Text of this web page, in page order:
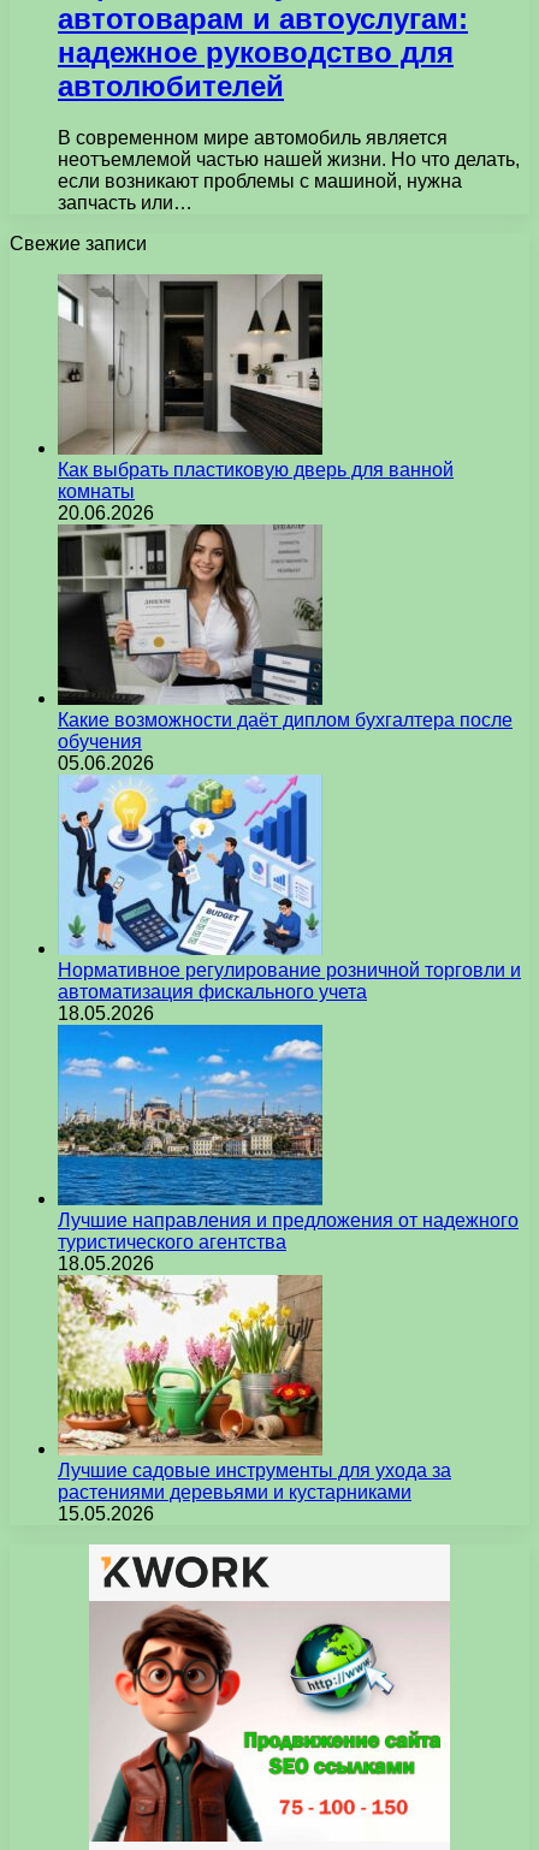
автотоварам и автоуслугам:
надежное руководство для
автолюбителей
В современном мире автомобиль является
неотъемлемой частью нашей жизни. Но что делать,
если возникают проблемы с машиной, нужна
запчасть или…
Свежие записи
Как выбрать пластиковую дверь для ванной
комнаты
20.06.2026
Какие возможности даёт диплом бухгалтера после
обучения
05.06.2026
Нормативное регулирование розничной торговли и
автоматизация фискального учета
18.05.2026
Лучшие направления и предложения от надежного
туристического агентства
18.05.2026
Лучшие садовые инструменты для ухода за
растениями деревьями и кустарниками
15.05.2026